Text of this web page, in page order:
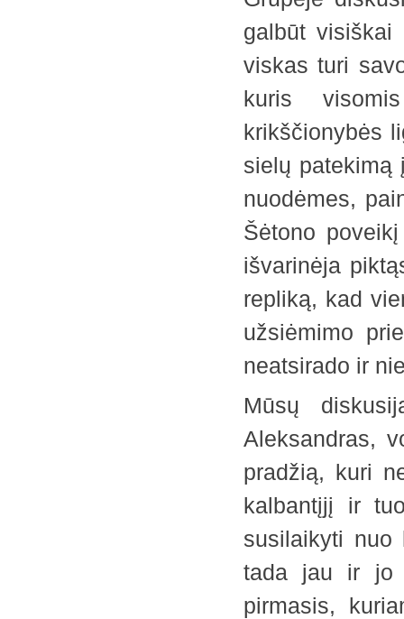
galbūt visiškai
viskas turi
kuris
krikščionybės
sielų patekimą
nuodėmes,
Šėtono
išvarinėja
repliką, kad
užsiėmimo
neatsirado ir
Mūsų
Aleksandras,
pradžią, kuri
kalbantįjį ir
susilaikyti nuo
tada jau ir jo
pirmasis,